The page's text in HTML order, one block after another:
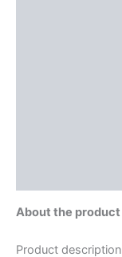
About the product
Product description